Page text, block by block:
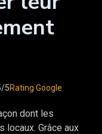
5Rating Google
dont les
locaux. Grâce aux